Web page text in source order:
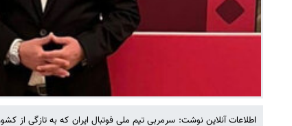
اطلاعات آنلاین نوشت: سرمربی تیم ملی فوتبال ایران که به تازگی از